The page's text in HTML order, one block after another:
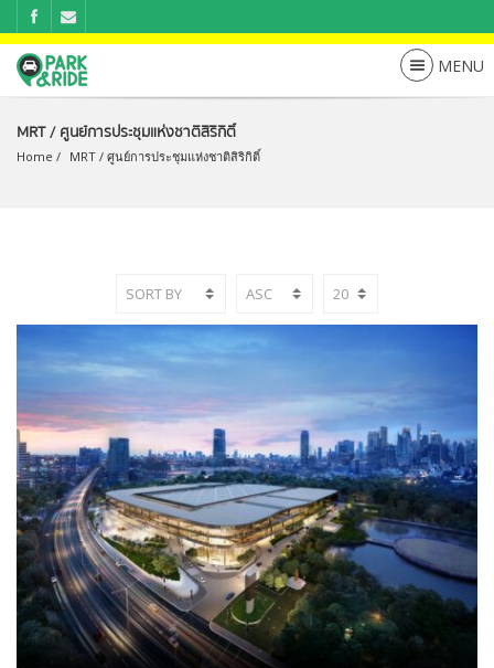
MRT / ศูนย์การประชุมแห่งชาติสิริกิติ์
Home MRT / ศูนย์การประชุมแห่งชาติสิริกิติ์